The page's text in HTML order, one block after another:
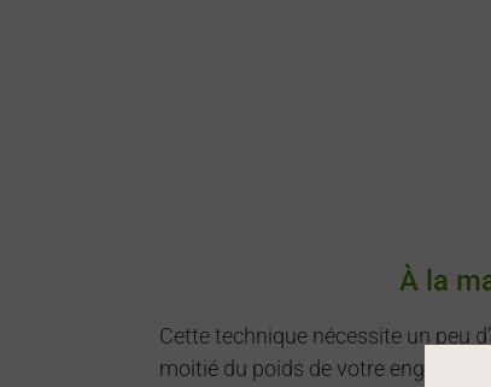
À la
Cette technique nécessite un peu
moitié du poids de votre engrais